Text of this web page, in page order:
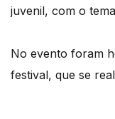
juvenil, com o tema
No evento foram
festival, que se